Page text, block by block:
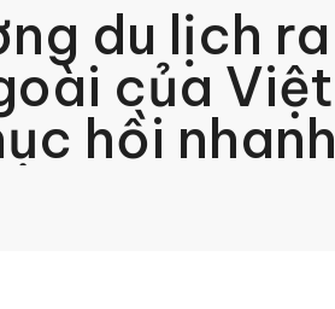
du lịch ra
của Việt
hồi nhanh